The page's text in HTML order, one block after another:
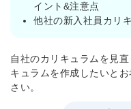
イント&注意点
他社の新入社員カリ
自社のカリキュラムを見
キュラムを作成したいと
さい。